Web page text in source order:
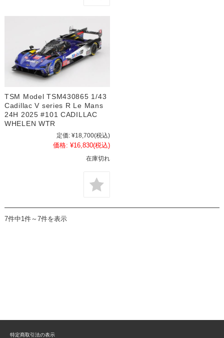
TSM Model TSM430865 1/43
Cadillac V series R Le Mans
24H 2025 #101 CADILLAC
WHELEN WTR
定価: ¥18,700(税込)
価格: ¥16,830(税込)
在庫切れ
7件中1件～7件を表示
特定商取引法の表示